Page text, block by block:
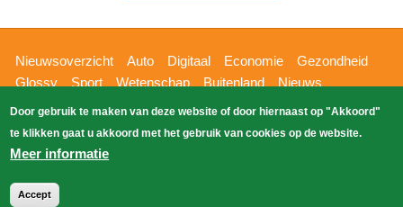
Hoofdnavigatie
Nieuwsoverzicht Auto Digitaal Economie
Gezondheid
Glossy
Sport Wetenschap Buitenland
Nieuws
Bizzpress
Blik op 112 Provincies
Weekoverzicht
Zoeken
Copyright Blik Op Nieuws 2026gehost
Door gebruik te maken van deze website of door hiernaast op "Akkoord"
te klikken gaat u akkoord met het gebruik van cookies op de website.
Meer informatie
Accept